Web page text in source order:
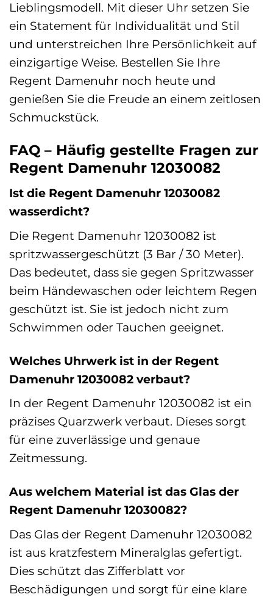
Lieblingsmodell. Mit dieser Uhr setzen Sie
ein Statement für Individualität und Stil
und unterstreichen Ihre Persönlichkeit auf
einzigartige Weise. Bestellen Sie Ihre
Regent Damenuhr noch heute und
genießen Sie die Freude an einem zeitlosen
Schmuckstück.
FAQ – Häufig gestellte Fragen zur
Regent Damenuhr 12030082
Ist die Regent Damenuhr 12030082
wasserdicht?
Die Regent Damenuhr 12030082 ist
spritzwassergeschützt (3 Bar / 30 Meter).
Das bedeutet, dass sie gegen Spritzwasser
beim Händewaschen oder leichtem Regen
geschützt ist. Sie ist jedoch nicht zum
Schwimmen oder Tauchen geeignet.
Welches Uhrwerk ist in der Regent
Damenuhr 12030082 verbaut?
In der Regent Damenuhr 12030082 ist ein
präzises Quarzwerk verbaut. Dieses sorgt
für eine zuverlässige und genaue
Zeitmessung.
Aus welchem Material ist das Glas der
Regent Damenuhr 12030082?
Das Glas der Regent Damenuhr 12030082
ist aus kratzfestem Mineralglas gefertigt.
Dies schützt das Zifferblatt vor
Beschädigungen und sorgt für eine klare